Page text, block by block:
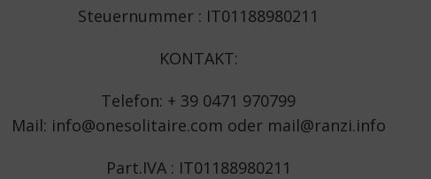
Steuernummer : IT01188980211
KONTAKT:
Telefon: + 39 0471 970799
Mail: info@onesolitaire.com oder mail@ranzi.info
Part.IVA : IT01188980211